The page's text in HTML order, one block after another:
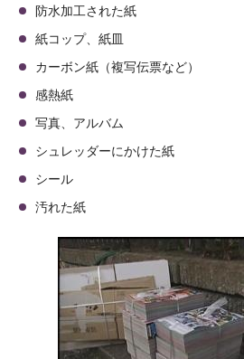
防水加工された紙
紙コップ、紙皿
カーボン紙（複写伝票など）
感熱紙
写真、アルバム
シュレッダーにかけた紙
シール
汚れた紙